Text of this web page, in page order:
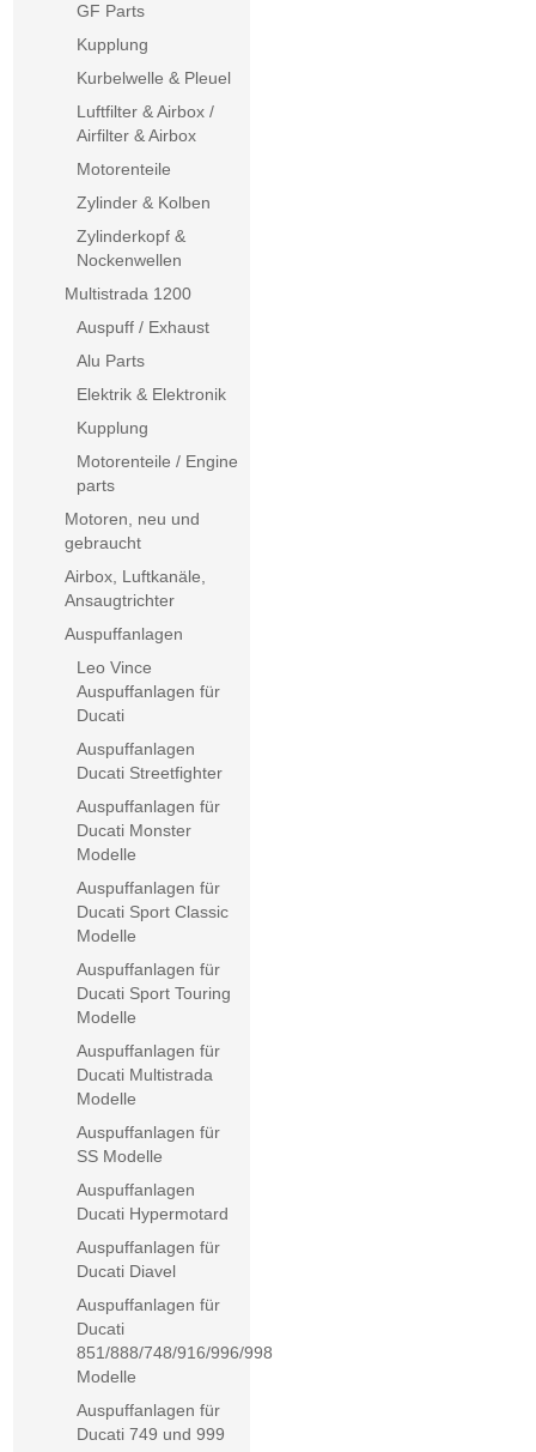
GF Parts
Kupplung
Kurbelwelle & Pleuel
Luftfilter & Airbox /
Airfilter & Airbox
Motorenteile
Zylinder & Kolben
Zylinderkopf &
Nockenwellen
Multistrada 1200
Auspuff / Exhaust
Alu Parts
Elektrik & Elektronik
Kupplung
Motorenteile / Engine
parts
Motoren, neu und
gebraucht
Airbox, Luftkanäle,
Ansaugtrichter
Auspuffanlagen
Leo Vince
Auspuffanlagen für
Ducati
Auspuffanlagen
Ducati Streetfighter
Auspuffanlagen für
Ducati Monster
Modelle
Auspuffanlagen für
Ducati Sport Classic
Modelle
Auspuffanlagen für
Ducati Sport Touring
Modelle
Auspuffanlagen für
Ducati Multistrada
Modelle
Auspuffanlagen für
SS Modelle
Auspuffanlagen
Ducati Hypermotard
Auspuffanlagen für
Ducati Diavel
Auspuffanlagen für
Ducati
851/888/748/916/996/998
Modelle
Auspuffanlagen für
Ducati 749 und 999